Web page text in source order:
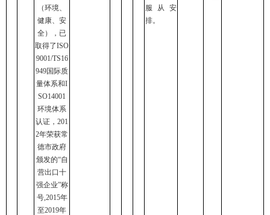
（环境、
健康、安
全），已
取得了ISO
9001/TS16
949国际质
量体系和I
SO14001
环境体系
认证，201
2年荣获常
德市政府
颁发的“自
营出口十
强企业”称
号,2015年
至2019年
服从安
排。